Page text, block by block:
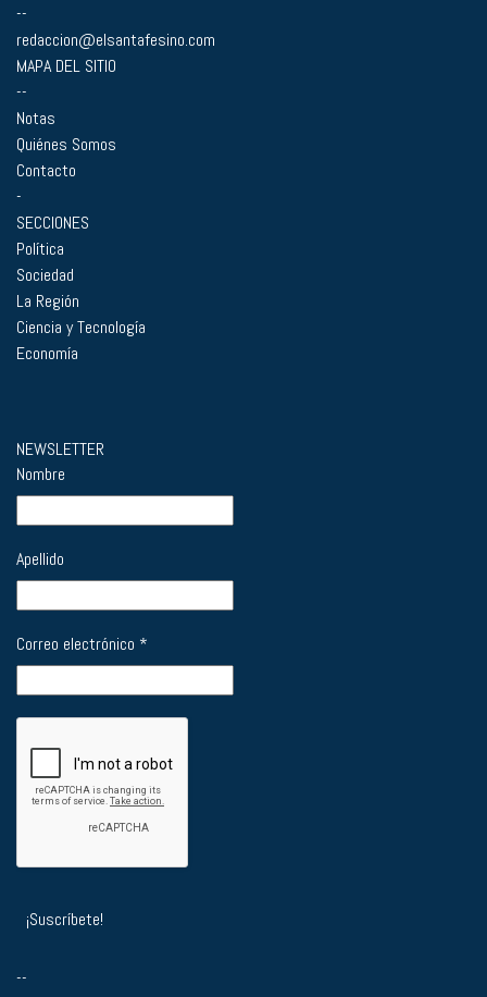
--
redaccion@elsantafesino.com
MAPA DEL SITIO
--
Notas
Quiénes Somos
Contacto
-
SECCIONES
Política
Sociedad
La Región
Ciencia y Tecnología
Economía
NEWSLETTER
Nombre
Apellido
Correo electrónico *
--